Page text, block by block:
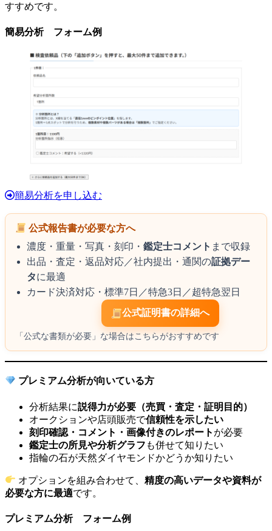
すすめです。
簡易分析 フォーム例
簡易分析を申し込む
公式報告書が必要な方へ
濃度・重量・写真・刻印・鑑定士コメント まで収録
出品・査定・返品対応／社内提出・通関の証拠デー
タに最適
カード決済対応・標準7日／特急3日／超特急翌日
公式証明書の詳細へ
「公式な書類が必要」な場合はこちらがおすすめです
プレミアム分析が向いている方
分析結果に説得力が必要（売買・査定・証明目的）
オークションや店頭販売で信頼性を示したい
刻印確認・コメント・画像付きのレポート が必要
鑑定士の所見や分析グラフ も併せて知りたい
指輪の石が天然ダイヤモンドかどうか知りたい
オプションを組み合わせて、精度の高いデータや資料が
必要な方に最適です。
プレミアム分析 フォーム例